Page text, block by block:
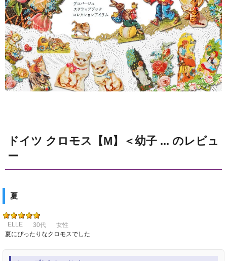
ドイツ クロモス【M】＜幼子 ... のレビュ
ー
夏
ELLE 30代
女性
夏にぴったりなクロモスでした